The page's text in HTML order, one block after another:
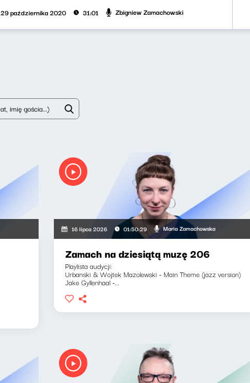
29 października 2020 31:01 Zbigniew Zamachowski
16 lipca 2026 01:50:29 Maria Zamachowska
Zamach na dziesiątą muzę 206
Playlista audycji:
Urbanski & Wojtek Mazolewski - Main Theme (jazz version)
Jake Gyllenhaal -...